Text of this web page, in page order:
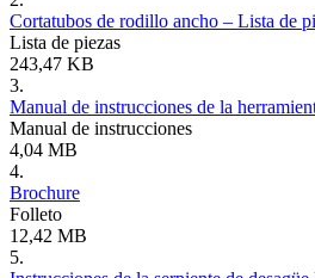
Cortatubos de rodillo ancho – Lista de
Lista de piezas
243,47 KB
3.
Manual de instrucciones de la
Manual de instrucciones
4,04 MB
4.
Brochure
Folleto
12,42 MB
5.